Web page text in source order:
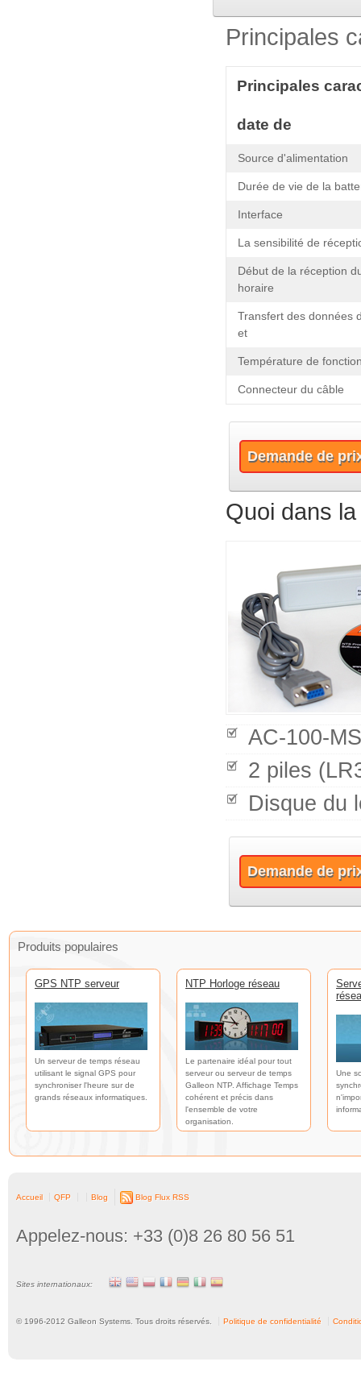
Principales
Principales
date de
Source d'alimentation
Durée de vie de la
Interface
La sensibilité de
Début de la réception
horaire
Transfert des données
et
Température de
Connecteur du câble
Demande de
Quoi dans
AC-100-
2 piles
Disque du
Demande de
Produits populaires
GPS NTP serveur
Un serveur de temps réseau
utilisant le signal GPS pour
synchroniser l'heure sur de
grands réseaux informatiques.
NTP Horloge réseau
Le partenaire idéal pour tout
serveur ou serveur de temps
Galleon NTP. Affichage Temps
cohérent et précis dans
l'ensemble de votre
organisation.
Une
Accueil QFP Blog Blog Flux RSS
Appelez-nous: +33 (0)8 26 80 56 51
Sites internationaux:
© 1996-2012 Galleon Systems. Tous droits réservés. Politique de confidentialité